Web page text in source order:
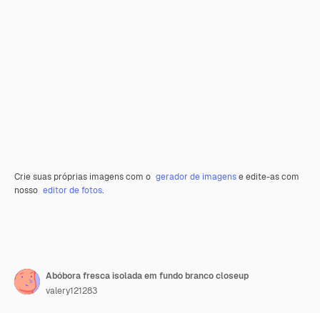
Crie suas próprias imagens com o gerador de imagense edite-as com
nosso editor de fotos.
Abóbora fresca isolada em fundo branco closeup
valery121283